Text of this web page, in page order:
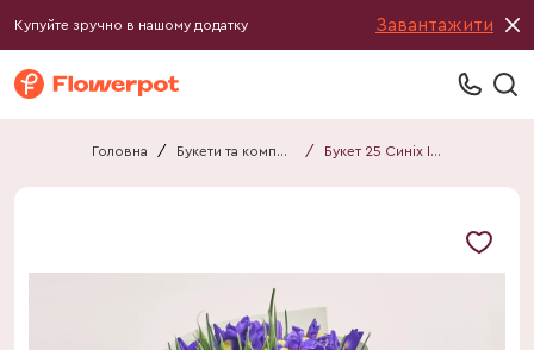
Купуйте зручно в нашому додатку Завантажити
Головна / Букети та композиції / Букет 25 Синіх Ірисів F443